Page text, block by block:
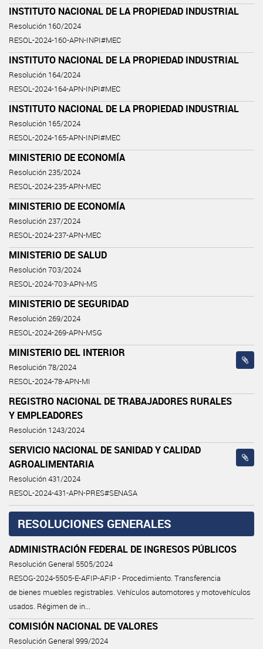
INSTITUTO NACIONAL DE LA PROPIEDAD INDUSTRIAL
Resolución 160/2024
RESOL-2024-160-APN-INPI#MEC
INSTITUTO NACIONAL DE LA PROPIEDAD INDUSTRIAL
Resolución 164/2024
RESOL-2024-164-APN-INPI#MEC
INSTITUTO NACIONAL DE LA PROPIEDAD INDUSTRIAL
Resolución 165/2024
RESOL-2024-165-APN-INPI#MEC
MINISTERIO DE ECONOMÍA
Resolución 235/2024
RESOL-2024-235-APN-MEC
MINISTERIO DE ECONOMÍA
Resolución 237/2024
RESOL-2024-237-APN-MEC
MINISTERIO DE SALUD
Resolución 703/2024
RESOL-2024-703-APN-MS
MINISTERIO DE SEGURIDAD
Resolución 269/2024
RESOL-2024-269-APN-MSG
MINISTERIO DEL INTERIOR
Resolución 78/2024
RESOL-2024-78-APN-MI
REGISTRO NACIONAL DE TRABAJADORES RURALES
Y EMPLEADORES
Resolución 1243/2024
SERVICIO NACIONAL DE SANIDAD Y CALIDAD
AGROALIMENTARIA
Resolución 431/2024
RESOL-2024-431-APN-PRES#SENASA
RESOLUCIONES GENERALES
ADMINISTRACIÓN FEDERAL DE INGRESOS PÚBLICOS
Resolución General 5505/2024
RESOG-2024-5505-E-AFIP-AFIP - Procedimiento. Transferencia
de bienes muebles registrables. Vehículos automotores y motovehículos
usados. Régimen de in...
COMISIÓN NACIONAL DE VALORES
Resolución General 999/2024